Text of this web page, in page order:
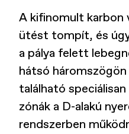
A kifinomult karbon
ütést tompít, és
a pálya felett
hátsó
található
zónák a D-alakú
rendszerben